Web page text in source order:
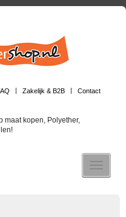
Zakelijk & B2B Contact
maat kopen, Polyether,
Toggle